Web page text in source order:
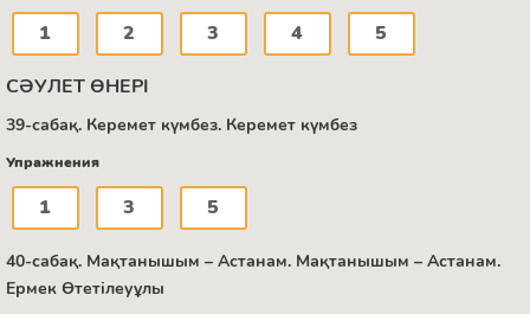
1 2 3 4 5
СӘУЛЕТ ӨНЕРІ
39-сабақ. Керемет күмбез. Керемет күмбез
Упражнения
1 3 5
40-сабақ. Мақтанышым – Астанам. Мақтанышым – Астанам.
Ермек Өтетілеуұлы